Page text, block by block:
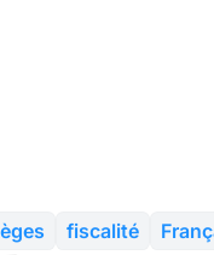
fiscalité